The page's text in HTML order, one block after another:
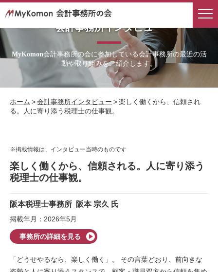
会計事務所インタビュー
MyKomon会計事務所の会に参加している会計事務所の最近の活
動や取り組みをご紹介します。
ホーム >会計事務所インタビュー >楽しく働くから、信頼され
る。人に寄り添う税理士の仕事観。
※掲載情報は、インタビュー当時のものです
楽しく働くから、信頼される。人に寄り添う
税理士の仕事観。
阪本税理士事務所 阪本 宗久 氏
掲載年月：2026年5月
事務所の詳細を見る
「どうせやるなら、楽しく働く」。 その言葉どおり、前向きな